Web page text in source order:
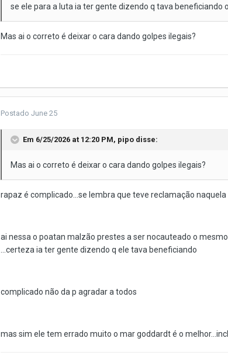
se ele para a luta ia ter gente dizendo q tava
Mas ai o correto é deixar o cara dando golpes ilegais?
Postado June 25
Em 6/25/2026 at 12:20 PM, pipo disse:
Mas ai o correto é deixar o cara dando golpes ilegais?
rapaz é complicado...se lembra que teve reclamação naquela
ai nessa o poatan malzão prestes a ser nocauteado o
...certeza ia ter gente dizendo q ele tava beneficiando
complicado não da p agradar a todos
mas sim ele tem errado muito o mar goddardt é o